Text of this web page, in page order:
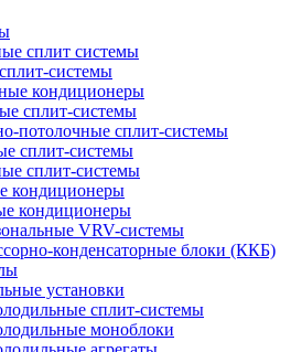
сплит системы
системы
кондиционеры
сплит-системы
потолочные сплит-системы
сплит-системы
сплит-системы
кондиционеры
кондиционеры
VRV-системы
конденсаторные блоки (ККБ)
установки
сплит-системы
моноблоки